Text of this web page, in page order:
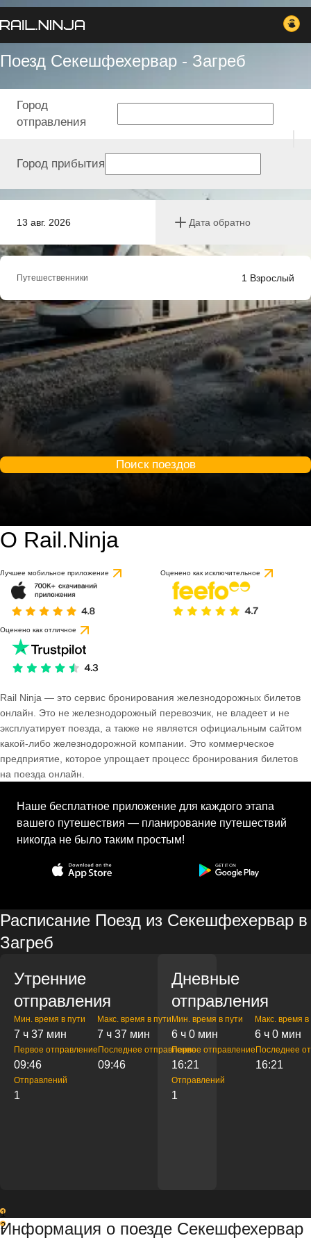
Поезд Секешфехервар - Загреб
13 авг. 2026 Дата обратно
Город
отправления
Город прибытия
Путешественники 1 Взрослый
Поиск поездов
О Rail.Ninja
Лучшее мобильное приложение Оценено как исключительное
Оценено как отличное
Rail Ninja — это сервис бронирования железнодорожных билетов
онлайн. Это не железнодорожный перевозчик, не владеет и не
эксплуатирует поезда, а также не является официальным сайтом
какой-либо железнодорожной компании. Это коммерческое
предприятие, которое упрощает процесс бронирования билетов
на поезда онлайн.
Наше бесплатное приложение для каждого этапа
вашего путешествия — планирование путешествий
никогда не было таким простым!
Расписание Поезд из Секешфехервар в
Загреб
Утренние
отправления
Мин. время в пути
7 ч 37 мин
Макс. время в пути
7 ч 37 мин
Первое отправление
09:46
Последнее отправление
09:46
Отправлений
1
Дневные
отправления
Мин. время в пути
6 ч 0 мин
Макс. время в
6 ч 0 мин
Первое отправление
16:21
Последнее
16:21
Отправлений
1
1
2
Информация о поезде Секешфехервар